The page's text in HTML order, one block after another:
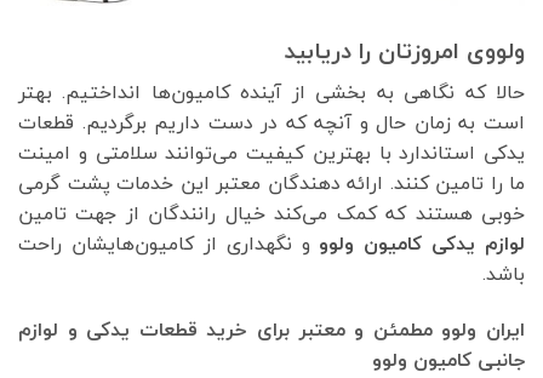
ولووی امروزتان را دریابید
حالا که نگاهی به بخشی از آینده کامیون‌ها انداختیم. بهتر
است به زمان حال و آنچه که در دست داریم برگردیم. قطعات
یدکی استاندارد با بهترین کیفیت می‌توانند سلامتی و امینت
ما را تامین کنند. ارائه دهندگان معتبر این خدمات پشت گرمی
خوبی هستند که کمک می‌کند خیال رانندگان از جهت تامین
لوازم یدکی کامیون ولوو و نگهداری از کامیون‌هایشان راحت
باشد.
ایران ولوو مطمئن و معتبر برای خرید قطعات یدکی و لوازم
جانبی کامیون‌ ولوو